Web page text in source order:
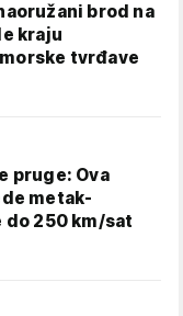
brod na
kraju
tvrđave
pruge: Ova
metak-
do 250 km/sat